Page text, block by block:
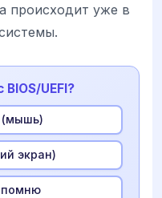
происходит уже в
UEFI?
(мышь)
экран)
помню